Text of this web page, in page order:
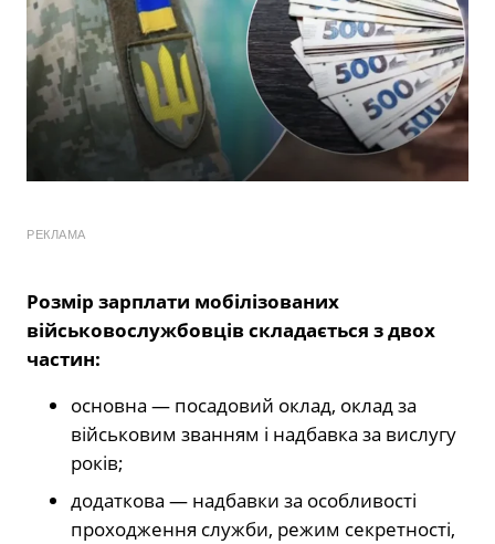
РЕКЛАМА
Розмір зарплати мобілізованих
військовослужбовців складається з двох
частин:
основна — посадовий оклад, оклад за
військовим званням і надбавка за вислугу
років;
додаткова — надбавки за особливості
проходження служби, режим секретності,